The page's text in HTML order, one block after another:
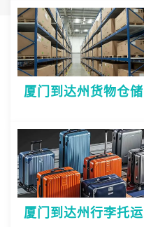
厦门到达州货物仓储
厦门到达州行李托运